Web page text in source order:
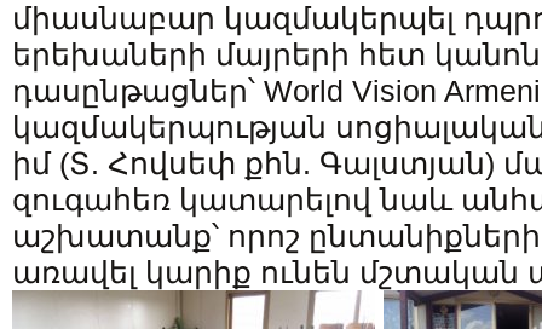
միասնաբար կազմակերպել
երեխաների մայրերի հետ
դասընթացներ՝ World Vision
կազմակերպության
իմ (Տ. Հովսեփ քհն. Գալստյան)
զուգահեռ կատարելով նաև
աշխատանք՝ որոշ
առավել կարիք ունեն